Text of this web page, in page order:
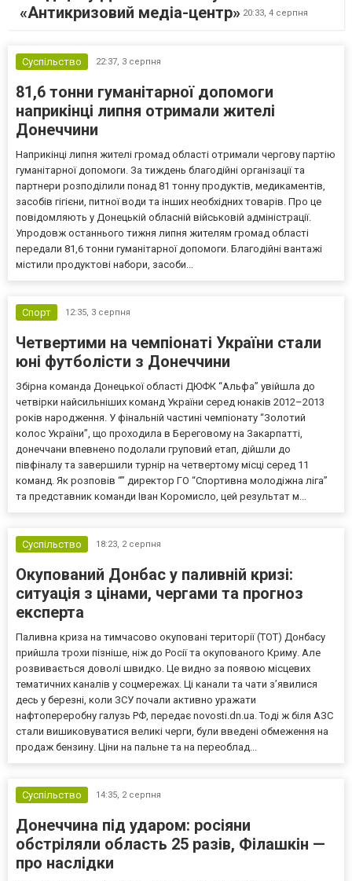
«Антикризовий медіа-центр» 20:33, 4 серпня
Суспільство 22:37, 3 серпня
81,6 тонни гуманітарної допомоги
наприкінці липня отримали жителі
Донеччини
Наприкінці липня жителі громад області отримали чергову партію
гуманітарної допомоги. За тиждень благодійні організації та
партнери розподілили понад 81 тонну продуктів, медикаментів,
засобів гігієни, питної води та інших необхідних товарів. Про це
повідомляють у Донецькій обласній військовій адміністрації.
Упродовж останнього тижня липня жителям громад області
передали 81,6 тонни гуманітарної допомоги. Благодійні вантажі
містили продуктові набори, засоби...
Спорт 12:35, 3 серпня
Четвертими на чемпіонаті України стали
юні футболісти з Донеччини
Збірна команда Донецької області ДЮФК “Альфа” увійшла до
четвірки найсильніших команд України серед юнаків 2012–2013
років народження. У фінальній частині чемпіонату “Золотий
колос України”, що проходила в Береговому на Закарпатті,
донеччани впевнено подолали груповий етап, дійшли до
півфіналу та завершили турнір на четвертому місці серед 11
команд. Як розповів “” директор ГО “Спортивна молодіжна ліга”
та представник команди Іван Коромисло, цей результат м...
Суспільство 18:23, 2 серпня
Окупований Донбас у паливній кризі:
ситуація з цінами, чергами та прогноз
експерта
Паливна криза на тимчасово окуповані території (ТОТ) Донбасу
прийшла трохи пізніше, ніж до Росії та окупованого Криму. Але
розвивається доволі швидко. Це видно за появою місцевих
тематичних каналів у соцмережах. Ці канали та чати з’явилися
десь у березні, коли ЗСУ почали активно уражати
нафтопереробну галузь РФ, передає novosti.dn.ua. Тоді ж біля АЗС
стали вишиковуватися великі черги, були введені обмеження на
продаж бензину. Ціни на пальне та на переоблад...
Суспільство 14:35, 2 серпня
Донеччина під ударом: росіяни
обстріляли область 25 разів, Філашкін —
про наслідки